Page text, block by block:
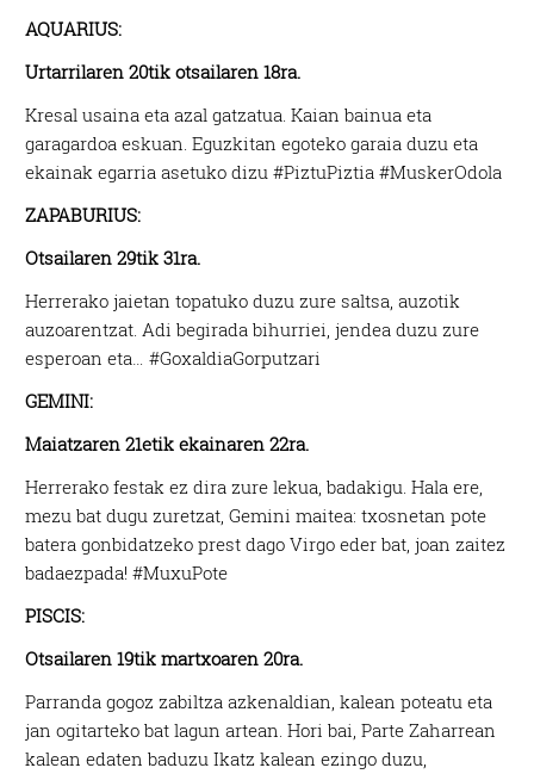
AQUARIUS:
Urtarrilaren 20tik otsailaren 18ra.
Kresal usaina eta azal gatzatua. Kaian bainua eta
garagardoa eskuan. Eguzkitan egoteko garaia duzu eta
ekainak egarria asetuko dizu #PiztuPiztia #MuskerOdola
ZAPABURIUS:
Otsailaren 29tik 31ra.
Herrerako jaietan topatuko duzu zure saltsa, auzotik
auzoarentzat. Adi begirada bihurriei, jendea duzu zure
esperoan eta… #GoxaldiaGorputzari
GEMINI:
Maiatzaren 21etik ekainaren 22ra.
Herrerako festak ez dira zure lekua, badakigu. Hala ere,
mezu bat dugu zuretzat, Gemini maitea: txosnetan pote
batera gonbidatzeko prest dago Virgo eder bat, joan zaitez
badaezpada! #MuxuPote
PISCIS:
Otsailaren 19tik martxoaren 20ra.
Parranda gogoz zabiltza azkenaldian, kalean poteatu eta
jan ogitarteko bat lagun artean. Hori bai, Parte Zaharrean
kalean edaten baduzu Ikatz kalean ezingo duzu,